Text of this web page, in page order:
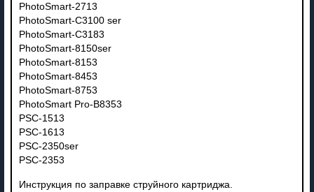
PhotoSmart-2713
PhotoSmart-C3100 ser
PhotoSmart-C3183
PhotoSmart-8150ser
PhotoSmart-8153
PhotoSmart-8453
PhotoSmart-8753
PhotoSmart Pro-B8353
PSC-1513
PSC-1613
PSC-2350ser
PSC-2353
Инструкция по заправке струйного картриджа.